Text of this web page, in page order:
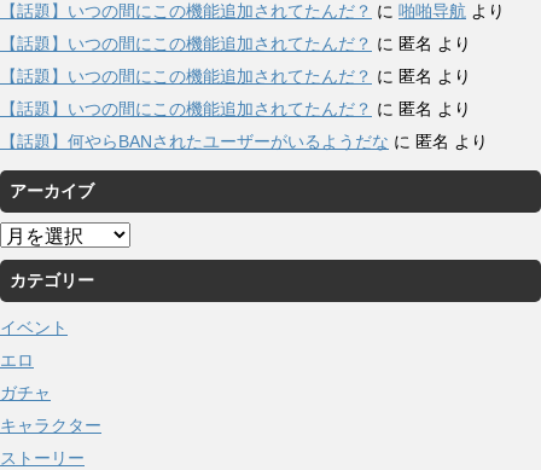
【話題】いつの間にこの機能追加されてたんだ？ に 啪啪导航 より
【話題】いつの間にこの機能追加されてたんだ？ に 匿名 より
【話題】いつの間にこの機能追加されてたんだ？ に 匿名 より
【話題】いつの間にこの機能追加されてたんだ？ に 匿名 より
【話題】何やらBANされたユーザーがいるようだな に 匿名 より
アーカイブ
ア
ー
カ
イ
ブ
カテゴリー
イベント
エロ
ガチャ
キャラクター
ストーリー